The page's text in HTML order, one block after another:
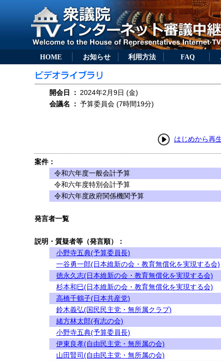
HOME お知らせ 利用方法 FAQ
開会日 ： 2024年2月9日 (金)
会議名
： 予算委員会 (7時間19分)
はじめから再
案件：
令和六年度一般会計予算
令和六年度特別会計予算
令和六年度政府関係機関予算
発言者一覧
説明・質疑者等（発言順）：
小野寺五典(予算委員長)
一谷勇一郎(日本維新の会・教育無償化を実現する会)
徳永久志(日本維新の会・教育無償化を実現する会)
杉本和巳(日本維新の会・教育無償化を実現する会)
高橋千鶴子(日本共産党)
鈴木義弘(国民民主党・無所属クラブ)
緒方林太郎(有志の会)
小野寺五典(予算委員長)
伊東良孝(自由民主党・無所属の会)
山田賢司(自由民主党・無所属の会)